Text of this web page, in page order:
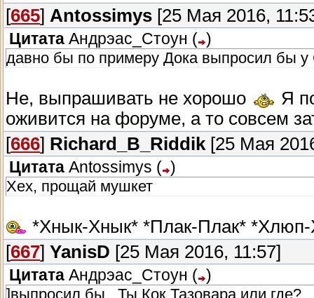
[665] Antossimys [25 Мая 2016,
Цитата Андрэас_Стоун ( )
давно бы по примеру Дока выпросил бы
Не, выпрашивать не хорошо
Я
оживится на форуме, а то совсем
[666] Richard_B_Riddik [25 Мая
Цитата Antossimys ( )
Хех, прощай мушкет
*Хнык-Хнык* *Плак-Плак*
[667] YanisD [25 Мая 2016, 11:57]
Цитата Андрэас_Стоун ( )
]выпросил бы...Ты Кок Тазовара или где?